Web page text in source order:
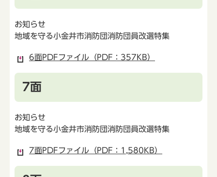
お知らせ
地域を守る小金井市消防団消防団員改選特集
6面PDFファイル（PDF：357KB）
7面
お知らせ
地域を守る小金井市消防団消防団員改選特集
7面PDFファイル（PDF：1,580KB）